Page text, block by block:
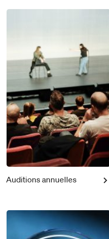
Auditions annuelles